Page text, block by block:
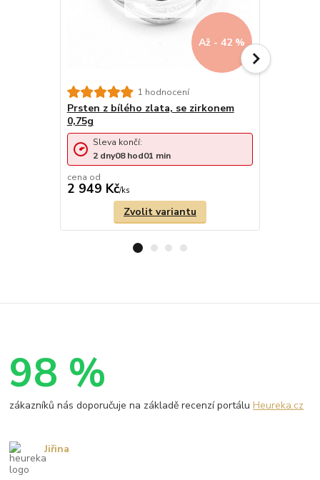
Až - 42 %
1 hodnocení
Prsten z bílého zlata, se zirkonem
0,75g
cena od
2 949 Kč/ks
Sleva končí:
2 dny08hod01 min
Zvolit variantu
98 %
zákazníků nás doporučuje na základě recenzí portáluHeureka.cz
Jiřina